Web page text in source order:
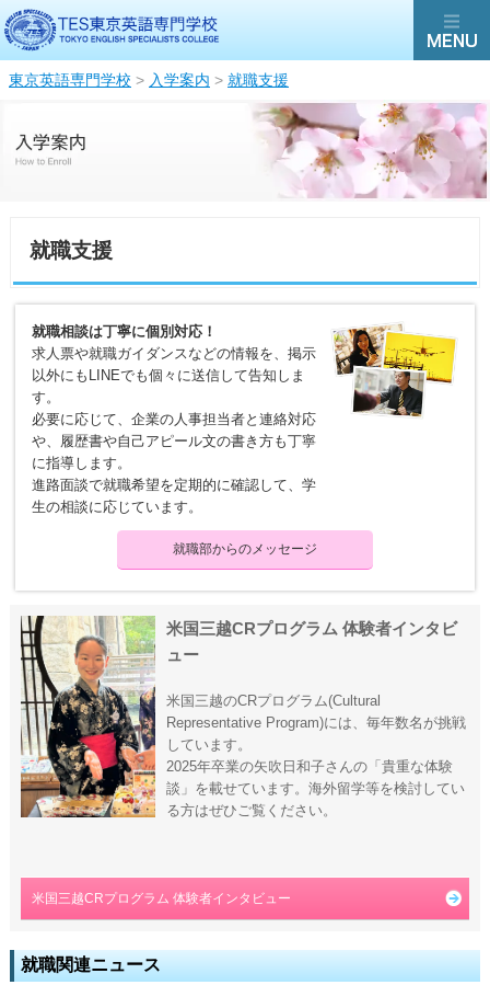
東京英語専門学校 > 入学案内 > 就職支援
就職支援
就職相談は丁寧に個別対応！
求人票や就職ガイダンスなどの情報を、掲示
以外にもLINEでも個々に送信して告知しま
す。
必要に応じて、企業の人事担当者と連絡対応
や、履歴書や自己アピール文の書き方も丁寧
に指導します。
進路面談で就職希望を定期的に確認して、学
生の相談に応じています。
就職部からのメッセージ
米国三越CRプログラム 体験者インタビ
ュー
米国三越のCRプログラム(Cultural
Representative Program)には、毎年数名が挑戦
しています。
2025年卒業の矢吹日和子さんの「貴重な体験
談」を載せています。海外留学等を検討してい
る方はぜひご覧ください。
米国三越CRプログラム 体験者インタビュー
就職関連ニュース